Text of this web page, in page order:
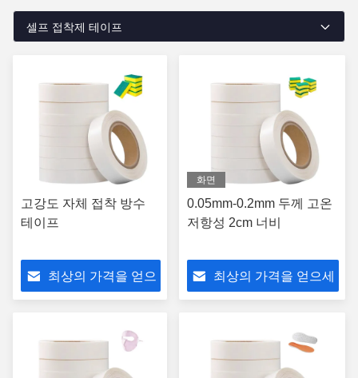
셀프 접착제 테이프
고강도 자체 접착 방수
테이프
최상의 가격을 얻으
화면
0.05mm-0.2mm 두께 고온
저항성 2cm 너비
최상의 가격을 얻으세